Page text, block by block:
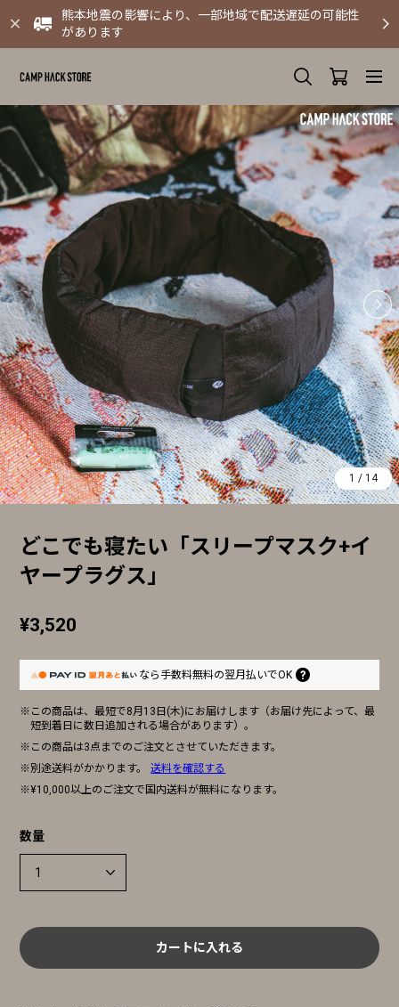
熊本地震の影響により、一部地域で配送遅延の可能性
があります
1 / 14
どこでも寝たい「スリープマスク+イ
ヤープラグス」
¥3,520
なら 手数料無料の翌月払いでOK
※この商品は、最短で8月13日(木)にお届けします（お届け先によって、最
短到着日に数日追加される場合があります）。
※この商品は3点までのご注文とさせていただきます。
※別途送料がかかります。
送料を確認する
※¥10,000以上のご注文で国内送料が無料になります。
数量
カートに入れる